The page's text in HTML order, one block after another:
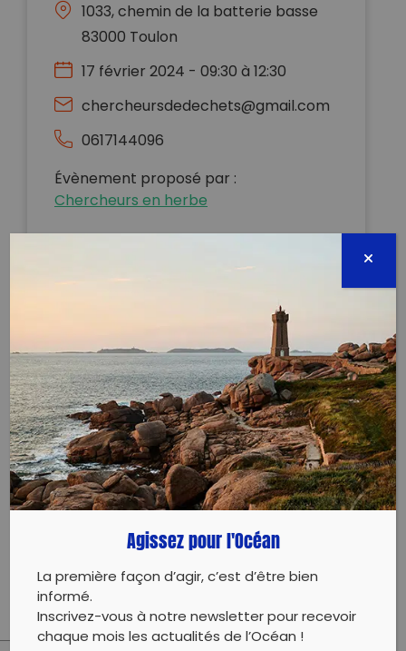
1033, chemin de la batterie basse
83000 Toulon
17 février 2024 - 09:30 à 12:30
chercheursdedechets@gmail.com
0617144096
Évènement proposé par :
Chercheurs en herbe
réaliser 35 ramassages et de retirer plus de 12 tonnes
de déchets de la nature, nous réattaquons 2024,
avec de nouvelles dates programmées dont la
2ème de l’année à l’Anse Méjean. Nous vous invitons
à vous joindre à nous pour agir tous ensemble afin
de ramasser, trier et revaloriser un maximum de ces
déchets sauvages ramenés par la mer sur la plage
de l’Anse Méjean, de l’Anse du Fer à cheval et autour
de la chapelle de Notre Dame de Cap Falcon. Nous
étions 80 participants en 2023, serons nous aussi
voire plus nombreux ?
Acte 1 : Samedi 17 février
Acte 2 : Samedi 18 mai
Acte : Dimanche 1er décembre
Agissez pour l'Océan
La première façon d’agir, c’est d’être bien
informé.
Inscrivez-vous à notre newsletter pour recevoir
chaque mois les actualités de l’Océan !